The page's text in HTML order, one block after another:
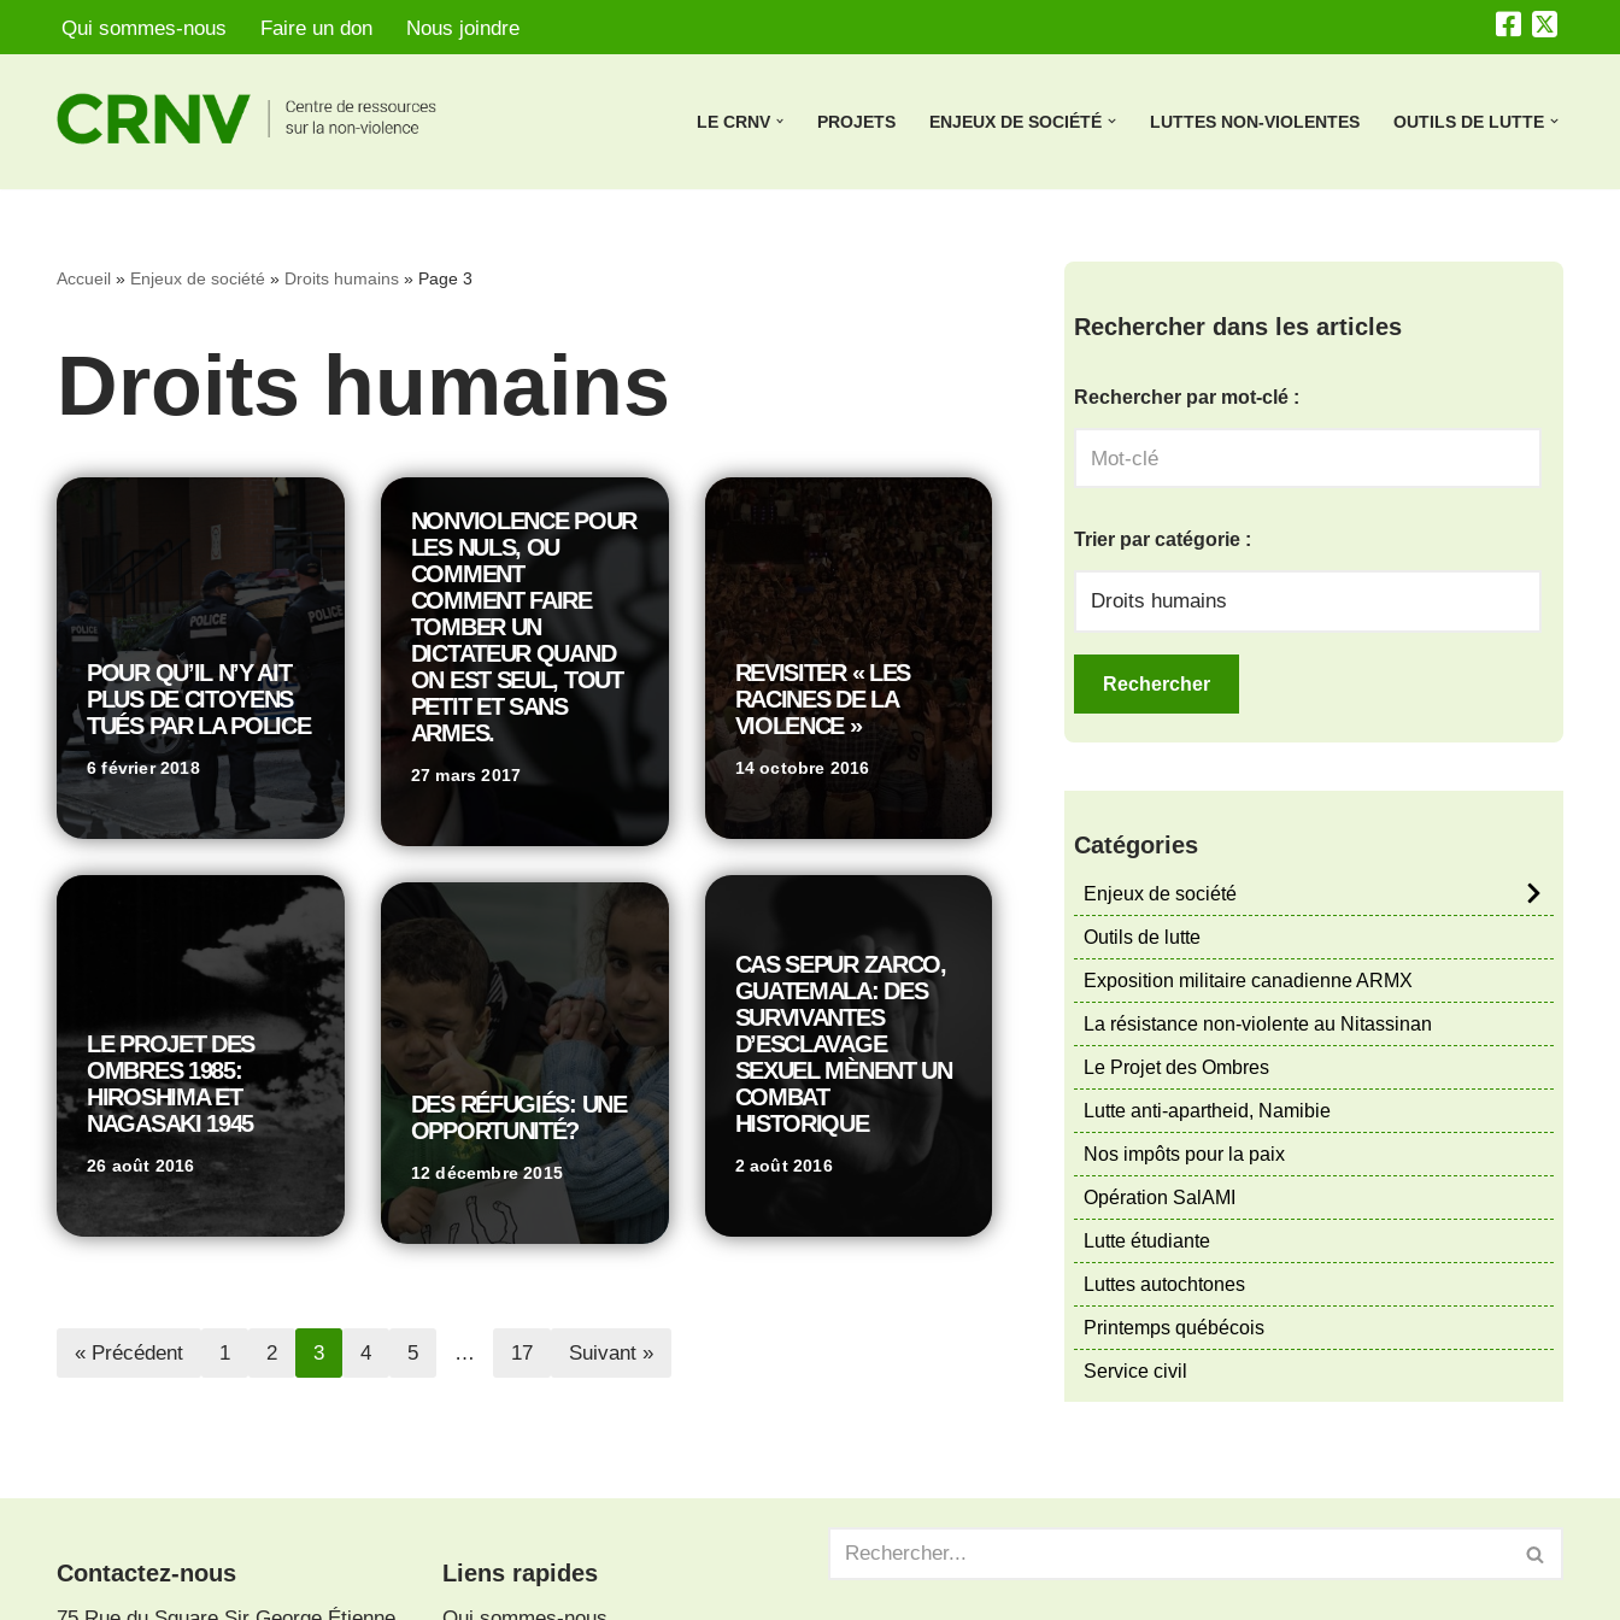
contenu
Qui sommes-nous Faire un don Nous joindre
LE CRNV PROJETS ENJEUX DE SOCIÉTÉ LUTTES NON-VIOLENTES OUTILS DE LUTTE
Accueil » Enjeux de société » Droits humains » Page 3
Droits humains
POUR QU’IL N’Y AIT
PLUS DE CITOYENS
TUÉS PAR LA POLICE
6 février 2018
NONVIOLENCE POUR
LES NULS, OU
COMMENT
COMMENT FAIRE
TOMBER UN
DICTATEUR QUAND
ON EST SEUL, TOUT
PETIT ET SANS
ARMES.
27 mars 2017
REVISITER « LES
RACINES DE LA
VIOLENCE »
14 octobre 2016
LE PROJET DES
OMBRES 1985:
HIROSHIMA ET
NAGASAKI 1945
26 août 2016
CAS SEPUR ZARCO,
GUATEMALA: DES
SURVIVANTES
D’ESCLAVAGE
SEXUEL MÈNENT UN
COMBAT
HISTORIQUE
2 août 2016
DES RÉFUGIÉS: UNE
OPPORTUNITÉ?
12 décembre 2015
« Précédent 1 2 3 4 5 … 17 Suivant »
Rechercher dans les articles
Rechercher par mot-clé :
Trier par catégorie :
Catégories
Enjeux de société
Outils de lutte
Exposition militaire canadienne ARMX
La résistance non-violente au Nitassinan
Le Projet des Ombres
Lutte anti-apartheid, Namibie
Nos impôts pour la paix
Opération SalAMI
Lutte étudiante
Luttes autochtones
Printemps québécois
Service civil
Contactez-nous Liens rapides